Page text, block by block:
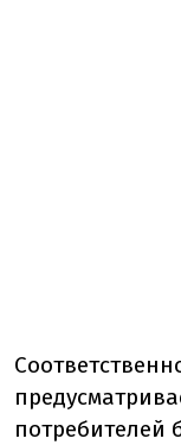
потребителей